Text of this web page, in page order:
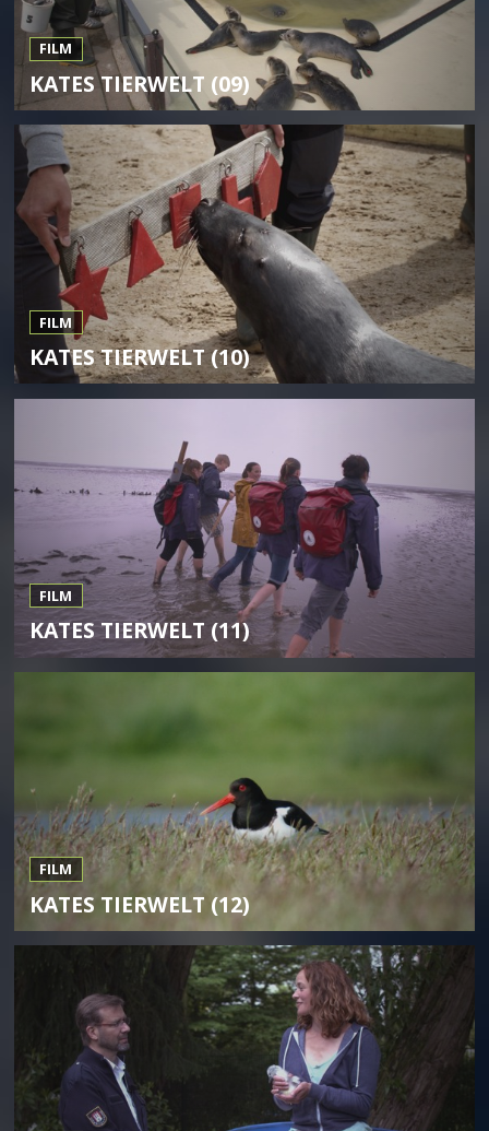
FILM
KATES TIERWELT (09)
FILM
KATES TIERWELT (10)
FILM
KATES TIERWELT (11)
FILM
KATES TIERWELT (12)